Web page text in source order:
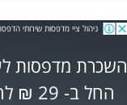
ניהול ציי מדפסות שירותי
השכרת מדפסות
החל ב- 29 ₪ לחודש